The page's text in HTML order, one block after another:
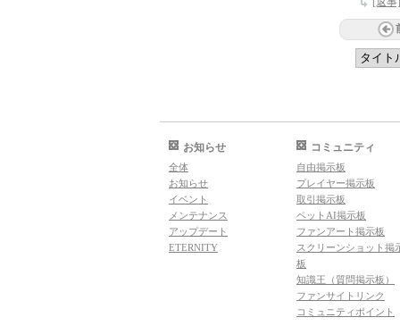
お知らせ
全体
お知らせ
イベント
メンテナンス
アップデート
ETERNITY
コミュニティ
自由掲示板
プレイヤー掲示板
取引掲示板
ペットAI掲示板
ファンアート掲示板
スクリーンショット掲
板
知識王（質問掲示板）
ファンサイトリンク
コミュニティポイント